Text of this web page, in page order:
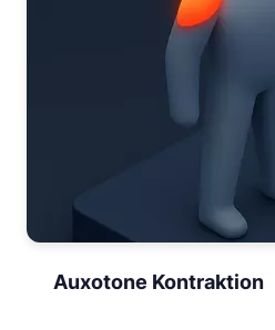
Auxotone Kontraktion